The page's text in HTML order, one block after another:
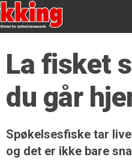
La fisket
du går
Spøkelsesfiske tar
og det er ikke bare